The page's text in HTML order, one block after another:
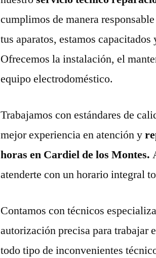
cumplimos de manera
tus aparatos, estamos
Ofrecemos la instalación, el
equipo electrodoméstico.
Trabajamos con estándares de
mejor experiencia en atención y
horas en Cardiel de los Montes.
atenderte con un horario integral
Contamos con técnicos
autorización precisa para trabajar
todo tipo de inconvenientes